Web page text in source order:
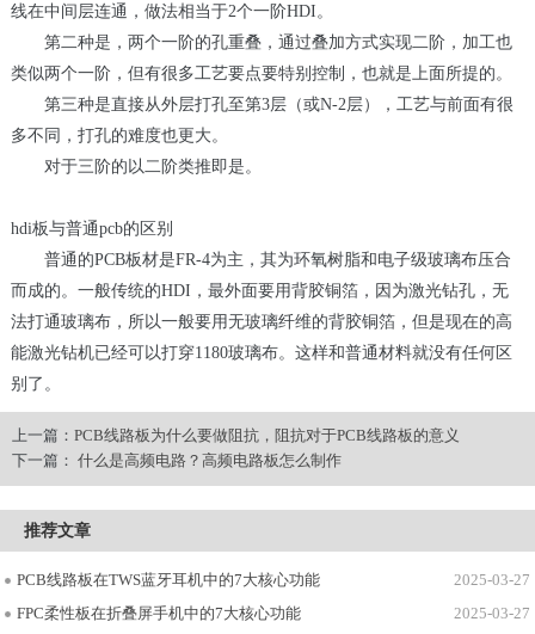
线在中间层连通，做法相当于2个一阶HDI。
第二种是，两个一阶的孔重叠，通过叠加方式实现二阶，加工也
类似两个一阶，但有很多工艺要点要特别控制，也就是上面所提的。
第三种是直接从外层打孔至第3层（或N-2层），工艺与前面有很
多不同，打孔的难度也更大。
对于三阶的以二阶类推即是。
hdi板与普通pcb的区别
普通的PCB板材是FR-4为主，其为环氧树脂和电子级玻璃布压合
而成的。一般传统的HDI，最外面要用背胶铜箔，因为激光钻孔，无
法打通玻璃布，所以一般要用无玻璃纤维的背胶铜箔，但是现在的高
能激光钻机已经可以打穿1180玻璃布。这样和普通材料就没有任何区
别了。
上一篇： PCB线路板为什么要做阻抗，阻抗对于PCB线路板的意义
下一篇： 什么是高频电路？高频电路板怎么制作
推荐文章
2025-03-27
PCB线路板在TWS蓝牙耳机中的7大核心功能
2025-03-27
FPC柔性板在折叠屏手机中的7大核心功能